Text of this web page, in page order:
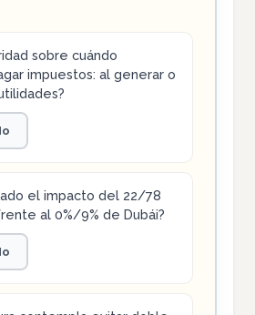
sobre cuándo
impuestos: al generar o
el impacto del 22/78
al 0%/9% de Dubái?